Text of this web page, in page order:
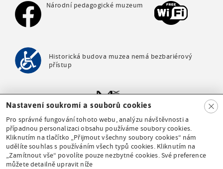
Národní pedagogické muzeum
Historická budova muzea nemá bezbariérový
přístup
Příspěvková
organizace
Ministerstva školství,
mládeže a tělovýchovy
Clo
se
Nastavení soukromí a souborů cookies
Pro správné fungování tohoto webu, analýzu návštěvnosti a
případnou personalizaci obsahu používáme soubory cookies.
Kliknutím na tlačítko „Přijmout všechny soubory cookies“ nám
udělíte souhlas s používáním všech typů cookies. Kliknutím na
„Zamítnout vše“ povolíte pouze nezbytné cookies. Své preference
můžete detailně upravit níže